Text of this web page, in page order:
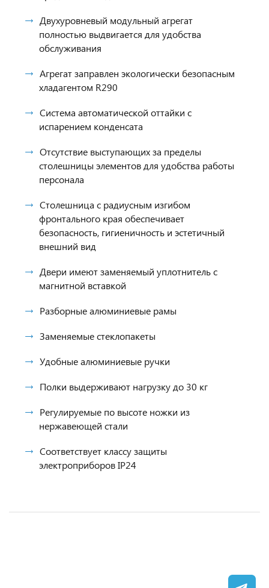
Двухуровневый модульный агрегат
полностью выдвигается для удобства
обслуживания
Агрегат заправлен экологически безопасным
хладагентом R290
Система автоматической оттайки с
испарением конденсата
Отсутствие выступающих за пределы
столешницы элементов для удобства работы
персонала
Столешница с радиусным изгибом
фронтального края обеспечивает
безопасность, гигиеничность и эстетичный
внешний вид
Двери имеют заменяемый уплотнитель с
магнитной вставкой
Разборные алюминиевые рамы
Заменяемые стеклопакеты
Удобные алюминиевые ручки
Полки выдерживают нагрузку до 30 кг
Регулируемые по высоте ножки из
нержавеющей стали
Соответствует классу защиты
электроприборов IP24